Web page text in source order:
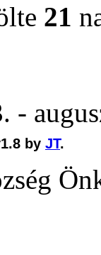
21
-
by JT.